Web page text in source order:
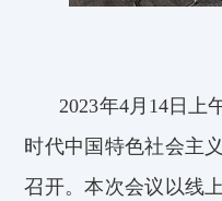
2023年4月14日 上
时代中国特色社会主
召开。本次会议以线